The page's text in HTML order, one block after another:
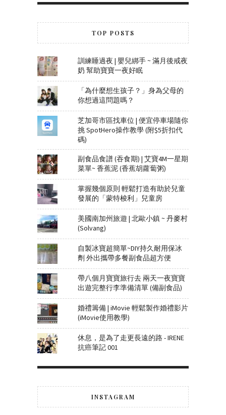
TOP POSTS
訓練睡過夜 | 嬰兒綁手 ~ 滿月後戒夜
奶 幫助寶寶一夜好眠
「為什麼想生孩子？」身為父母的
你想過這問題嗎？
芝加哥市區找車位 | 便宜停車場隨你
挑 SpotHero操作教學 (附$5折扣代
碼)
副食品食譜 (吞食期) | 艾寶4M一星期
菜單~ 香蕉泥 (香蕉胡蘿蔔粥)
掌握幾個原則 輕鬆打造有助於兒童
發展的「蒙特梭利」兒童房
美國南加州旅遊 | 北歐小鎮 ~ 丹麥村
(Solvang)
自製冰寶超簡單~DIY持久耐用保冰
劑 外出攜帶多餐副食品超方便
帶八個月寶寶旅行去 兩天一夜寶寶
出遊完整行李準備清單 (備副食品)
婚禮籌備 | iMovie 輕鬆製作婚禮影片
(iMovie使用教學)
休息，是為了走更長遠的路 - IRENE
抗癌筆記 001
INSTAGRAM